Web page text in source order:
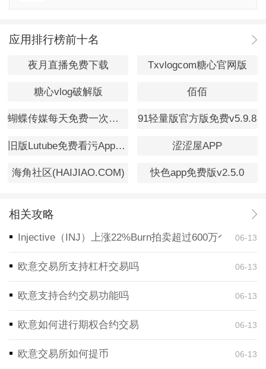
应用排行榜前十名
夜月直播免费下载 Txvlogcom糖心官网版
糖心vlog破解版 佰佰
蝴蝶传媒每天免费一次观看v1.0 91轻量版官方版免费v5.9.8
旧版Lutube免费看污App下载 涩涩屋APP
海角社区(HAIJIAO.COM) 快色app免费版v2.5.0
相关攻略
Injective（INJ）上涨22%Burn拍卖超过600万个代币
06-13
欧意交易所支持杠杆交易吗 06-13
欧意支持合约交易功能吗 06-13
欧意如何进行期权合约交易 06-13
欧意交易所如何提币 06-13